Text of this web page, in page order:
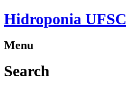
Hidroponia UFSC
Menu
Search